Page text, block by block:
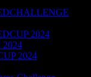
2024
2024